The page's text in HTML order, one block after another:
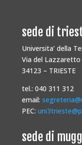
sede di
Universita’ della
Via del Lazzaretto
34123 – TRIESTE
tel.: 040 311 312
email:
PEC:
sede di